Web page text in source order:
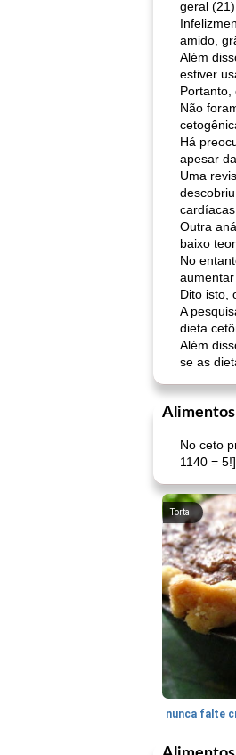
geral (21).
amido,
Além
estiver
Portanto,
Não
Há
apesar
Uma
Outra
baixo
No
Dito isto,
A
dieta
Além
se as
No ceto
1140 =
Torta
nunca falte